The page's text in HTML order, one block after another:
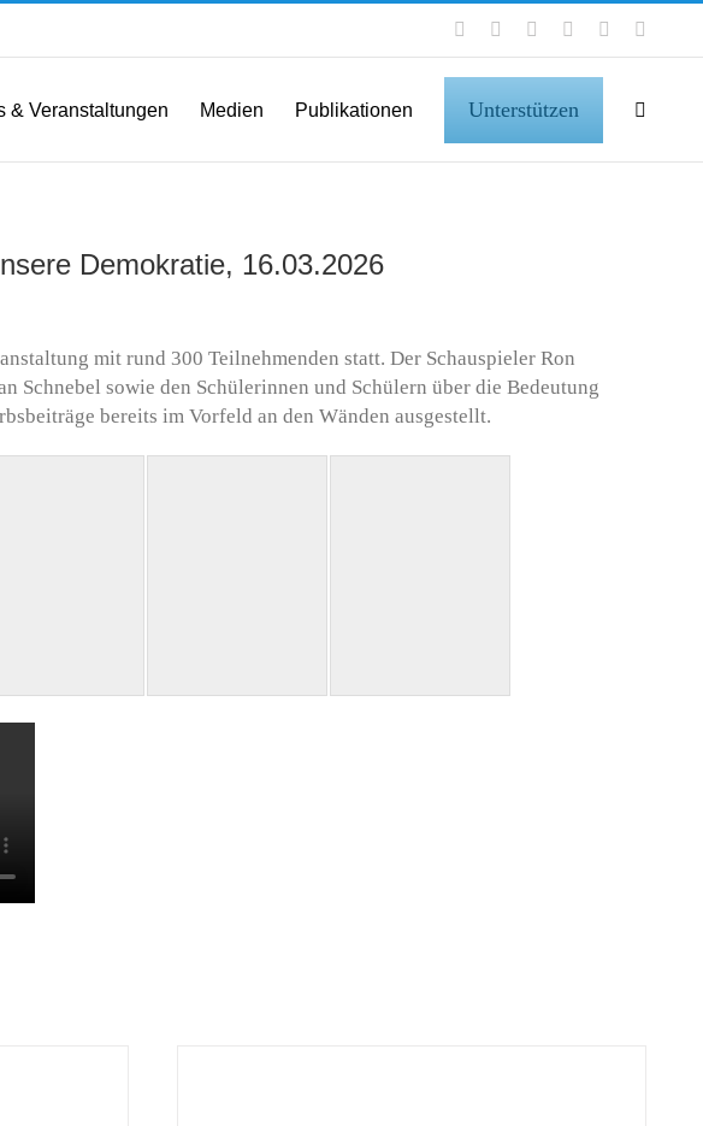
FacebookInstagramLinkedIn YouTube
& Veranstaltungen Medien Publikationen Unterstützen
Demokratie, 16.03.2026
mit rund 300 Teilnehmenden statt. Der Schauspieler Ron
Schnebel sowie den Schülerinnen und Schülern über die Bedeutung
bereits im Vorfeld an den Wänden ausgestellt.